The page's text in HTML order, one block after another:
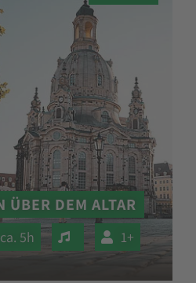
ÜBER DEM ALTAR
ca. 5h Veranstaltung mit
1+